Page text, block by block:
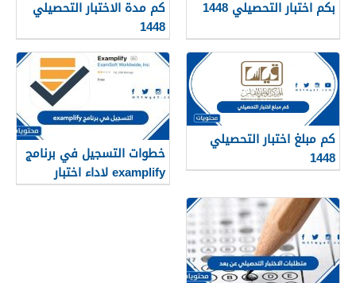
بكم اختبار التحصيلي 1448
كم مدة الاختبار التحصيلي
1448
كم مبلغ اختبار التحصيلي
1448
خطوات التسجيل في برنامج
examplify لاداء اختبار
التحصيلي عن بعد 1448